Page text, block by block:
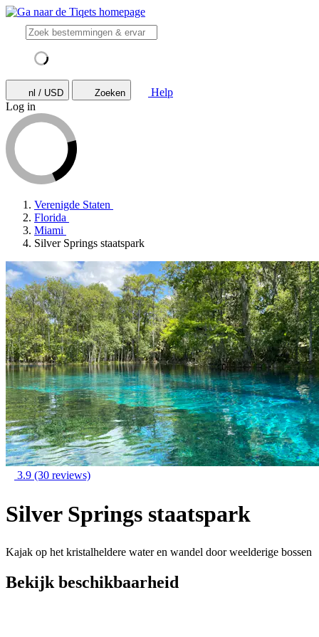
nl / USD Zoeken
Help
Log in
Verenigde Staten
Florida
Miami
Silver Springs staatspark
3.9 (30 reviews)
Silver Springs staatspark
Kajak op het kristalheldere water en wandel door weelderige bossen
Bekijk beschikbaarheid